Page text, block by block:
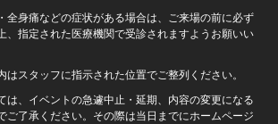
全身痛などの症状がある場合は、ご来場の前に必ず
、指定された医療機関で受診されますようお願いい
スタッフに指示された位置でご整列ください。
、イベントの急遽中止・延期、内容の変更になる
ご了承ください。その際は当日までにホームページ